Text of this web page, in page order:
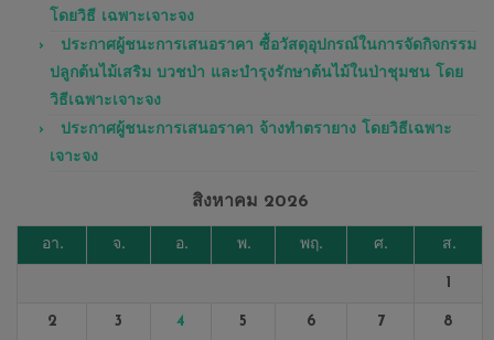
โดยวิธี เฉพาะเจาะจง
ประกาศผู้ชนะการเสนอราคา ซื้อวัสดุอุปกรณ์ในการจัดกิจกรรม
ปลูกต้นไม้เสริม บวชป่า และบำรุงรักษาต้นไม้ในป่าชุมชน โดย
วิธีเฉพาะเจาะจง
ประกาศผู้ชนะการเสนอราคา จ้างทำตรายาง โดยวิธีเฉพาะ
เจาะจง
สิงหาคม 2026
อา. จ. อ. พ. พฤ. ศ. ส.
1
2 3 4 5 6 7 8